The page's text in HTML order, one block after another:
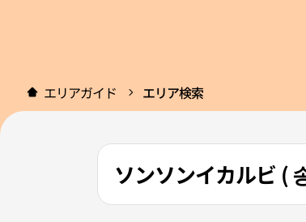
エリアガイド エリア検索
ソンソンイカルビ (